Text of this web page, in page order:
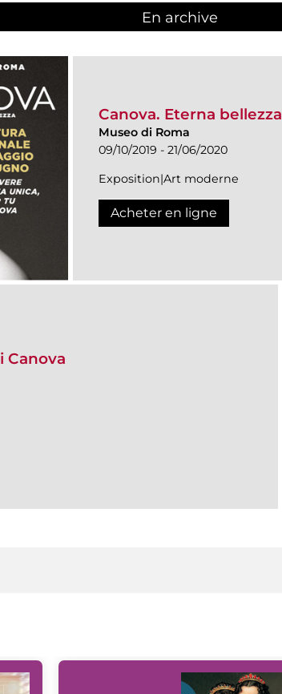
En archive
Canova. Eterna bellezza
Museo di Roma
09/10/2019 - 21/06/2020
Exposition|Art moderne
Acheter en ligne
Canova